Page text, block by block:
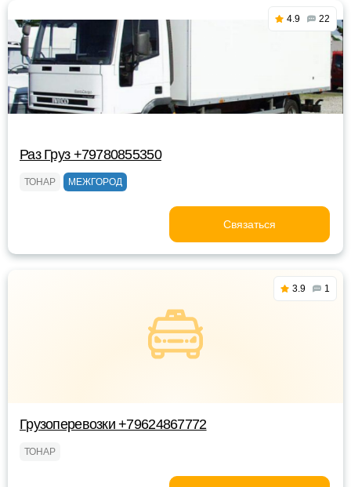
4.9 22
Раз Груз +79780855350
ТОНАР МЕЖГОРОД
Связаться
3.9 1
Грузоперевозки +79624867772
ТОНАР